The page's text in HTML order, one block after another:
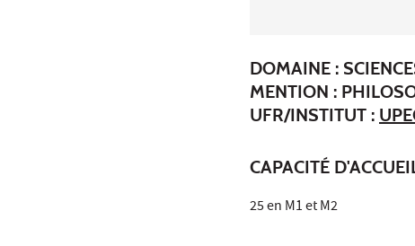
DOMAINE :
MENTION :
UFR/INSTITUT :
CAPACITÉ
25 en M1 et M2